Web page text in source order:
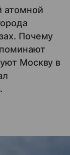
атомной
Почему
Москву в